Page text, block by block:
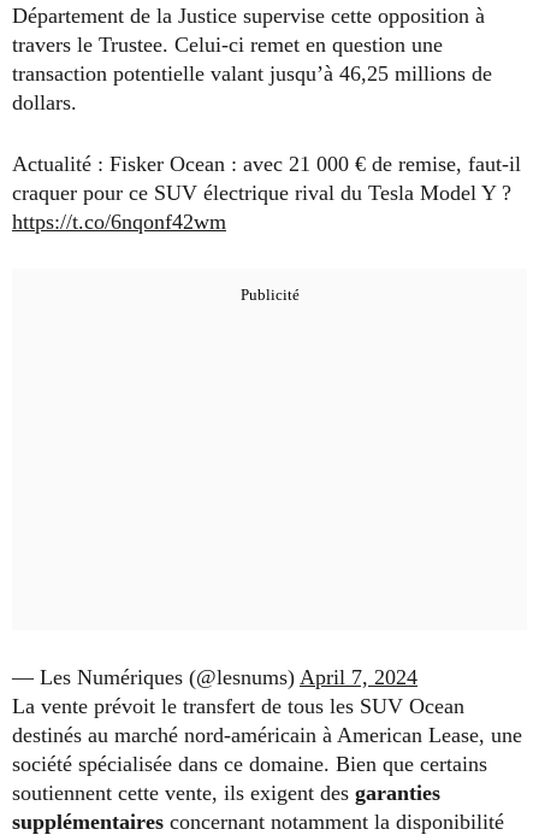
Département de la Justice supervise cette opposition à
travers le Trustee. Celui-ci remet en question une
transaction potentielle valant jusqu’à 46,25 millions de
dollars.
Actualité : Fisker Ocean : avec 21 000 € de remise, faut-il
craquer pour ce SUV électrique rival du Tesla Model Y ?
https://t.co/6nqonf42wm
— Les Numériques (@lesnums) April 7, 2024
La vente prévoit le transfert de tous les SUV Ocean
destinés au marché nord-américain à American Lease, une
société spécialisée dans ce domaine. Bien que certains
soutiennent cette vente, ils exigent des garanties
supplémentaires concernant notamment la disponibilité